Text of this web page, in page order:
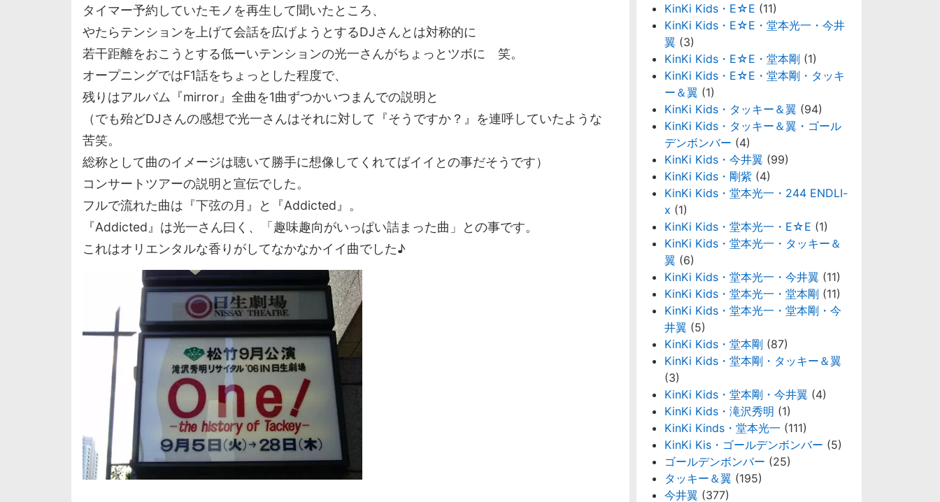
タイマー予約していたモノを再生して聞いたところ、
やたらテンションを上げて会話を広げようとするDJさんとは対称的に
若干距離をおこうとする低ーいテンションの光一さんがちょっとツボに 笑。
オープニングではF1話をちょっとした程度で、
残りはアルバム『mirror』全曲を1曲ずつかいつまんでの説明と
（でも殆どDJさんの感想で光一さんはそれに対して『そうですか？』を連呼していたような
苦笑。
総称として曲のイメージは聴いて勝手に想像してくれてばイイとの事だそうです）
コンサートツアーの説明と宣伝でした。
フルで流れた曲は『下弦の月』と『Addicted』。
『Addicted』は光一さん曰く、「趣味趣向がいっぱい詰まった曲」との事です。
これはオリエンタルな香りがしてなかなかイイ曲でした♪
KinKi Kids・E☆E (11)
KinKi Kids・E☆E・堂本光一・今井
翼 (3)
KinKi Kids・E☆E・堂本剛 (1)
KinKi Kids・E☆E・堂本剛・タッキ
ー＆翼 (1)
KinKi Kids・タッキー＆翼 (94)
KinKi Kids・タッキー＆翼・ゴール
デンボンバー (4)
KinKi Kids・今井翼 (99)
KinKi Kids・剛紫 (4)
KinKi Kids・堂本光一・244 ENDLI-
x (1)
KinKi Kids・堂本光一・E☆E (1)
KinKi Kids・堂本光一・タッキー＆
翼 (6)
KinKi Kids・堂本光一・今井翼 (11)
KinKi Kids・堂本光一・堂本剛 (11)
KinKi Kids・堂本光一・堂本剛・今
井翼 (5)
KinKi Kids・堂本剛 (87)
KinKi Kids・堂本剛・タッキー＆翼
(3)
KinKi Kids・堂本剛・今井翼 (4)
KinKi Kids・滝沢秀明 (1)
KinKi Kinds・堂本光一 (111)
KinKi Kis・ゴールデンボンバー (5)
ゴールデンボンバー (25)
タッキー＆翼 (195)
今井翼 (377)